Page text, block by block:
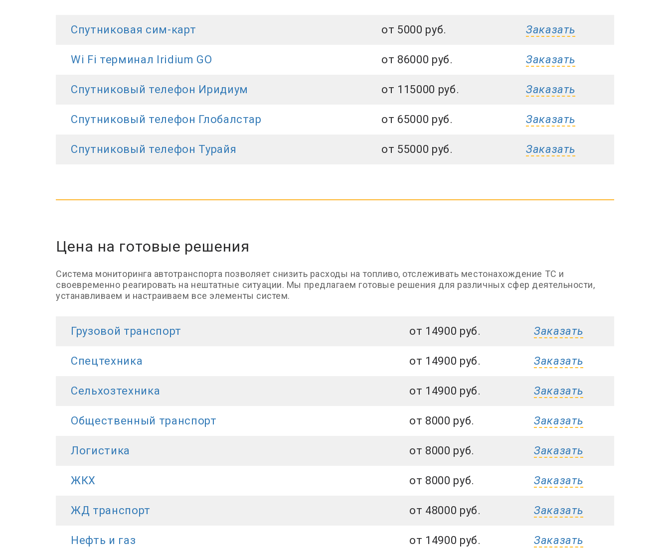
Спутниковая сим-карт от 5000 руб. Заказать
Wi Fi терминал Iridium GO от 86000 руб. Заказать
Спутниковый телефон Иридиум от 115000 руб. Заказать
Спутниковый телефон Глобалстар от 65000 руб. Заказать
Спутниковый телефон Турайя от 55000 руб. Заказать
Цена на готовые решения
Система мониторинга автотранспорта позволяет снизить расходы на топливо, отслеживать местонахождение ТС и
своевременно реагировать на нештатные ситуации. Мы предлагаем готовые решения для различных сфер деятельности,
устанавливаем и настраиваем все элементы систем.
Грузовой транспорт от 14900 руб. Заказать
Спецтехника от 14900 руб. Заказать
Сельхозтехника от 14900 руб. Заказать
Общественный транспорт от 8000 руб. Заказать
Логистика от 8000 руб. Заказать
ЖКХ от 8000 руб. Заказать
ЖД транспорт от 48000 руб. Заказать
Нефть и газ от 14900 руб. Заказать